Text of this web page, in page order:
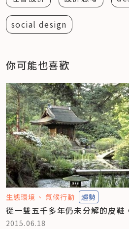
social design
你可能也喜歡
生態環境 氣候行動 趨勢
從一雙五千多年仍未分解的皮鞋
2015.06.18